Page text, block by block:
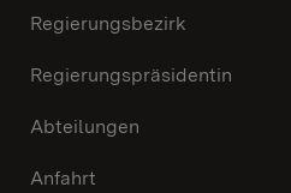
Regierungsbezirk
Regierungspräsidentin
Abteilungen
Anfahrt